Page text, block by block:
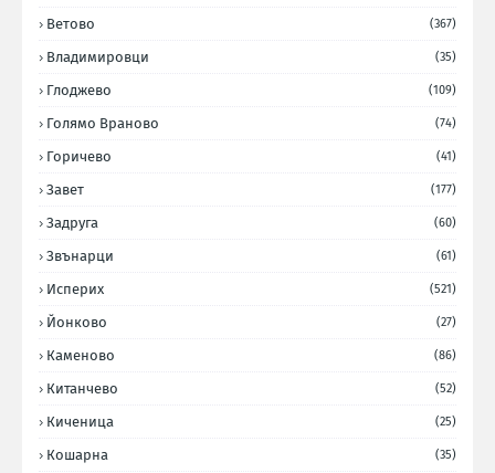
Ветово (367)
Владимировци (35)
Глоджево (109)
Голямо Враново (74)
Горичево (41)
Завет (177)
Задруга (60)
Звънарци (61)
Исперих (521)
Йонково (27)
Каменово (86)
Китанчево (52)
Киченица (25)
Кошарна (35)